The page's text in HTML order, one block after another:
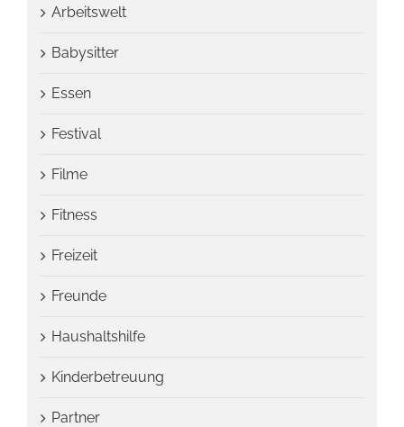
Arbeitswelt
Babysitter
Essen
Festival
Filme
Fitness
Freizeit
Freunde
Haushaltshilfe
Kinderbetreuung
Partner